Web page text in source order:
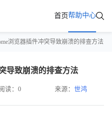
首页帮助中心
浏览器插件冲突导致崩溃的排查方法
导致崩溃的排查方法
读：0 来源：世鸿